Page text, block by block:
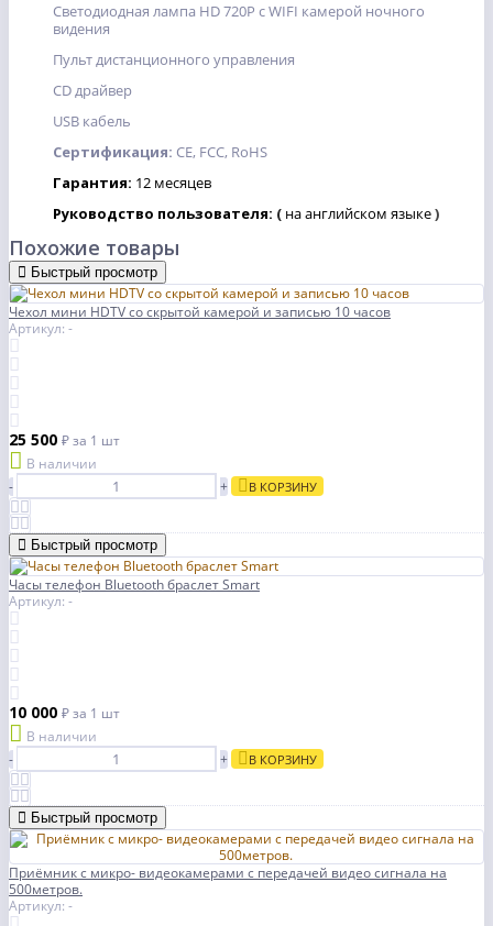
Светодиодная лампа HD 720P с WIFI камерой ночного
видения
Пульт дистанционного управления
CD драйвер
USB кабель
Сертификация: CE, FCC, RoHS
Гарантия: 12 месяцев
Руководство пользователя: ( на английском языке)
Похожие товары
Быстрый просмотр
Чехол мини HDTV со скрытой камерой и записью 10 часов
Артикул: -
25 500 ₽за 1 шт
В наличии
-
+ В КОРЗИНУ
Быстрый просмотр
Часы телефон Bluetooth браслет Smart
Артикул: -
10 000 ₽за 1 шт
В наличии
-
+ В КОРЗИНУ
Быстрый просмотр
Приёмник с микро- видеокамерами с передачей видео сигнала на
500метров.
Артикул: -